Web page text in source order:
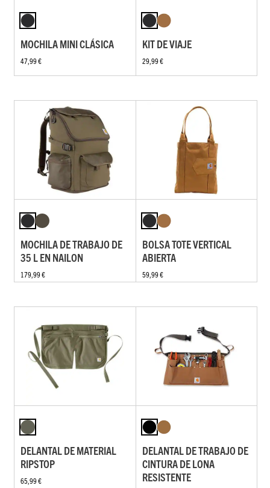
MOCHILA MINI CLÁSICA
47,99 €
KIT DE VIAJE
29,99 €
MOCHILA DE TRABAJO DE
35 L EN NAILON
179,99 €
BOLSA TOTE VERTICAL
ABIERTA
59,99 €
DELANTAL DE MATERIAL
RIPSTOP
65,99 €
DELANTAL DE TRABAJO DE
CINTURA DE LONA
RESISTENTE